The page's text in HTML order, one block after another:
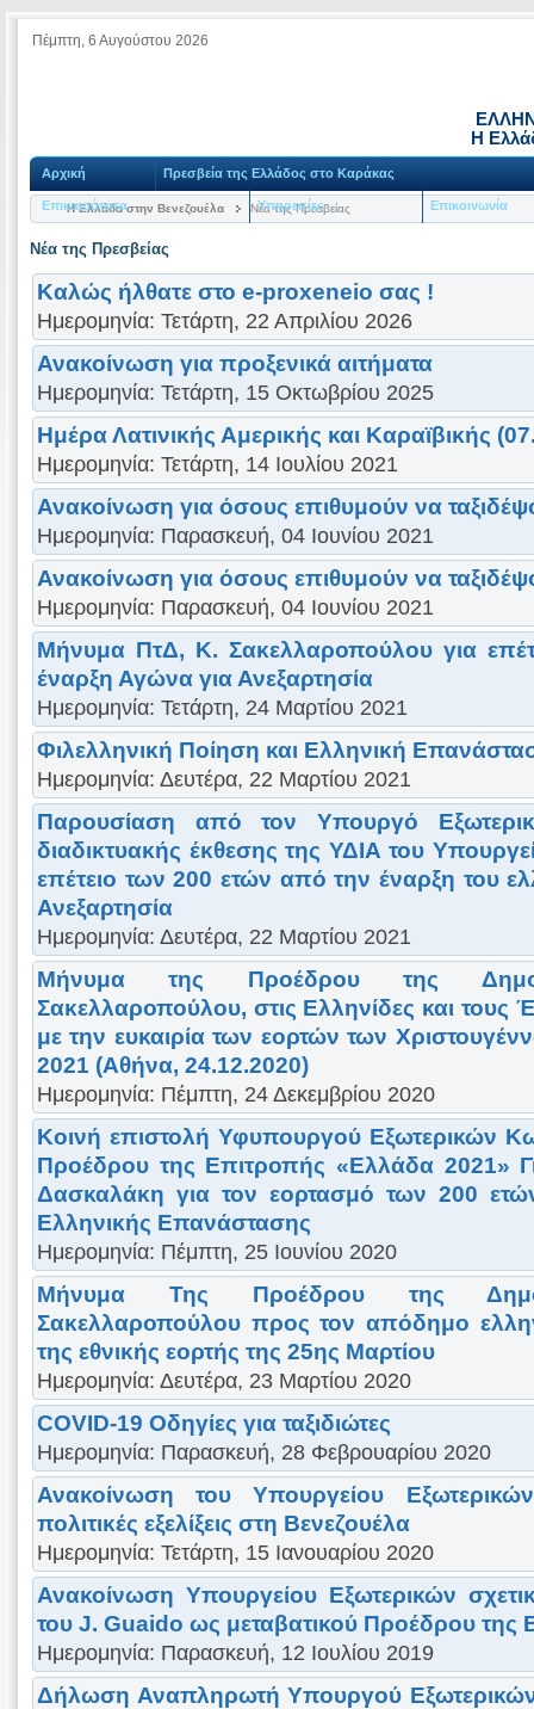
Πέμπτη, 6 Αυγούστου 2026
Η
Αρχική Πρεσβεία της Ελλάδος στο Καράκας
Επικαιρότητα Υπηρεσίες Επικοινωνία
Η Ελλάδα στην Βενεζουέλα Νέα της Πρεσβείας
Νέα της Πρεσβείας
Καλώς ήλθατε στο e-proxeneio σας !
Ημερομηνία: Τετάρτη, 22 Απριλίου 2026
Ανακοίνωση για προξενικά αιτήματα
Ημερομηνία: Τετάρτη, 15 Οκτωβρίου 2025
Ημέρα Λατινικής Αμερικής και Καραϊβικής
Ημερομηνία: Τετάρτη, 14 Ιουλίου 2021
Ανακοίνωση για όσους επιθυμούν να
Ημερομηνία: Παρασκευή, 04 Ιουνίου 2021
Ανακοίνωση για όσους επιθυμούν να
Ημερομηνία: Παρασκευή, 04 Ιουνίου 2021
Μήνυμα ΠτΔ, Κ. Σακελλαροπούλου για
έναρξη Αγώνα για Ανεξαρτησία
Ημερομηνία: Τετάρτη, 24 Μαρτίου 2021
Φιλελληνική Ποίηση και Ελληνική
Ημερομηνία: Δευτέρα, 22 Μαρτίου 2021
Παρουσίαση από τον Υπουργό
διαδικτυακής έκθεσης της ΥΔΙΑ του
επέτειο των 200 ετών από την έναρξη του
Ανεξαρτησία
Ημερομηνία: Δευτέρα, 22 Μαρτίου 2021
Μήνυμα της Προέδρου της
Σακελλαροπούλου, στις Ελληνίδες και τους
με την ευκαιρία των εορτών των
2021 (Αθήνα, 24.12.2020)
Ημερομηνία: Πέμπτη, 24 Δεκεμβρίου 2020
Κοινή επιστολή Υφυπουργού Εξωτερικών
Προέδρου της Επιτροπής «Ελλάδα 2021»
Δασκαλάκη για τον εορτασμό των 200
Ελληνικής Επανάστασης
Ημερομηνία: Πέμπτη, 25 Ιουνίου 2020
Μήνυμα Της Προέδρου της
Σακελλαροπούλου προς τον απόδημο
της εθνικής εορτής της 25ης Μαρτίου
Ημερομηνία: Δευτέρα, 23 Μαρτίου 2020
COVID-19 Οδηγίες για ταξιδιώτες
Ημερομηνία: Παρασκευή, 28 Φεβρουαρίου 2020
Ανακοίνωση του Υπουργείου
πολιτικές εξελίξεις στη Βενεζουέλα
Ημερομηνία: Τετάρτη, 15 Ιανουαρίου 2020
Ανακοίνωση Υπουργείου Εξωτερικών
του J. Guaido ως μεταβατικού Προέδρου της
Ημερομηνία: Παρασκευή, 12 Ιουλίου 2019
Δήλωση Αναπληρωτή Υπουργού